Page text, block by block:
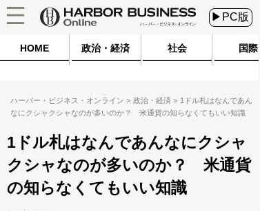
▶PC版
HOME 政治・経済 社会 国際
ハーバー・ビジネス・オンライン 政治・経済
1ドル札はなんであん
なにクシャクシャなのが多いのか？ 米通貨の知らなくてもいい知識
1ドル札はなんであんなにクシャ
クシャなのが多いのか？ 米通貨
の知らなくてもいい知識